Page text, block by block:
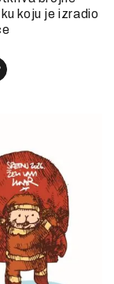
koju je izradio